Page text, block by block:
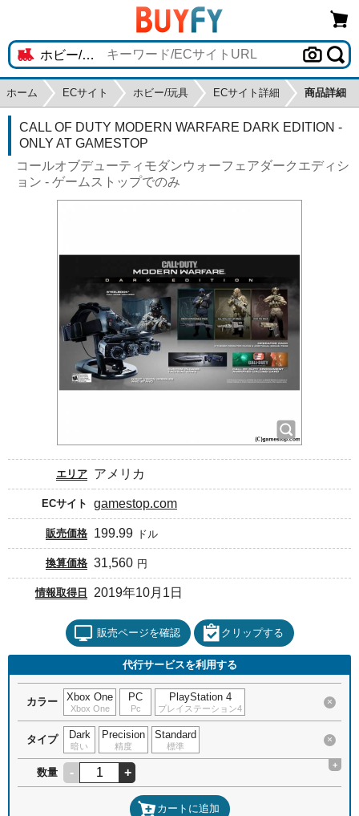
ホーム ECサイト ホビー/玩具 ECサイト詳細 商品詳細
CALL OF DUTY MODERN WARFARE DARK EDITION -
ONLY AT GAMESTOP
コールオブデューティモダンウォーフェアダークエディシ
ョン - ゲームストップでのみ
エリア アメリカ
ECサイト gamestop.com
販売価格 199.99 ドル
換算価格 31,560 円
情報取得日 2019年10月1日
販売ページを確認 クリップする
代行サービスを利用する
カラー Xbox One
Xbox One
PC
Pc
PlayStation 4
プレイステーション4
×
タイプ Dark
暗い
Precision
精度
Standard
標準
×
数量 - +
+
カートに追加